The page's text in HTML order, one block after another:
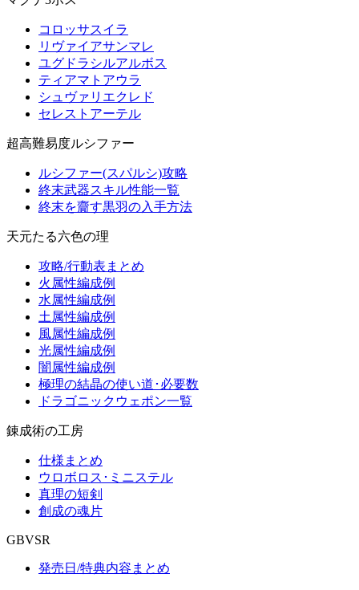
コロッサスイラ
リヴァイアサンマレ
ユグドラシルアルボス
ティアマトアウラ
シュヴァリエクレド
セレストアーテル
超高難易度ルシファー
ルシファー(スパルシ)攻略
終末武器スキル性能一覧
終末を齎す黒羽の入手方法
天元たる六色の理
攻略/行動表まとめ
火属性編成例
水属性編成例
土属性編成例
風属性編成例
光属性編成例
闇属性編成例
極理の結晶の使い道･必要数
ドラゴニックウェポン一覧
錬成術の工房
仕様まとめ
ウロボロス･ミニステル
真理の短剣
創成の魂片
GBVSR
発売日/特典内容まとめ